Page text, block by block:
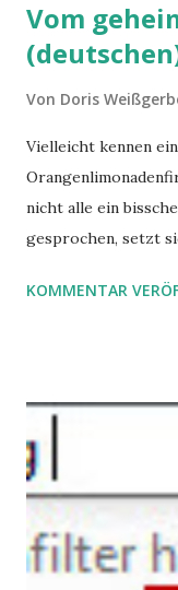
Vom
Von Doris
Vielleicht kennen
nicht alle ein
gesprochen, setzt
gleich. Im
Angstzuständen
geben, die
KOMMENTAR